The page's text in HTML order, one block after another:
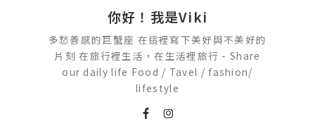
你好！我是Viki
多愁善感的巨蟹座 在這裡寫下美好與不美好的
片刻 在旅行裡生活，在生活裡旅行 - Share
our daily life Food / Tavel / fashion/
lifestyle